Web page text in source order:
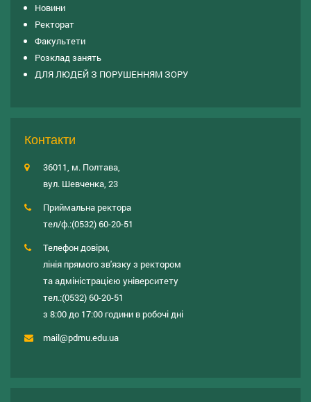
Новини
Ректорат
Факультети
Розклад занять
ДЛЯ ЛЮДЕЙ З ПОРУШЕННЯМ ЗОРУ
Контакти
36011, м. Полтава,
вул. Шевченка, 23
Приймальна ректора
тел/ф.:(0532) 60-20-51
Телефон довіри,
лінія прямого зв'язку з ректором
та адміністрацією університету
тел.:(0532) 60-20-51
з 8:00 до 17:00 години в робочі дні
mail@pdmu.edu.ua